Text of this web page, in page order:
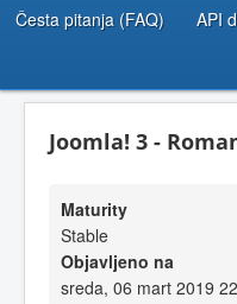
Česta pitanja (FAQ) API
Joomla! 3 -
Maturity
Stable
Objavljeno na
sreda, 06 mart 2019